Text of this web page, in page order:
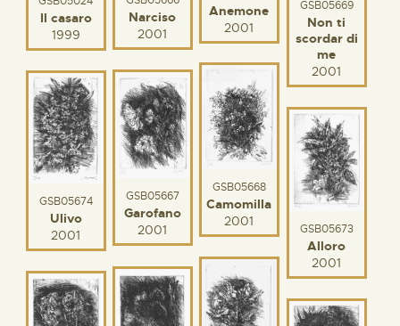
Il casaro
1999
Narciso
2001
Anemone
2001
GSB05669
Non ti
scordar di
me
2001
GSB05668
Camomilla
2001
GSB05667
Garofano
2001
GSB05674
Ulivo
2001
GSB05673
Alloro
2001